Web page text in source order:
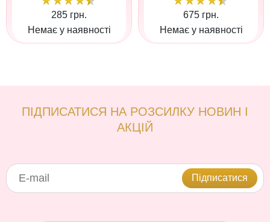
285 грн.
Немає у наявності
675 грн.
Немає у наявності
ПІДПИСАТИСЯ НА РОЗСИЛКУ НОВИН І
АКЦІЙ
Підписатися